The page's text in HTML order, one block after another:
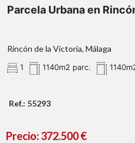
Parcela Urbana en
Rincón de la Victoria, Málaga
1 1140m2 parc.
Ref.: 55293
Precio: 372.500 €